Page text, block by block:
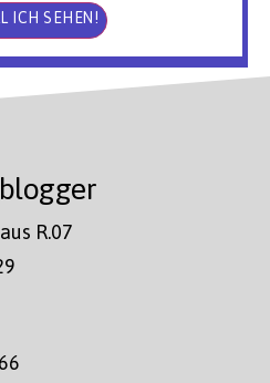
ICH SEHEN!
R.07